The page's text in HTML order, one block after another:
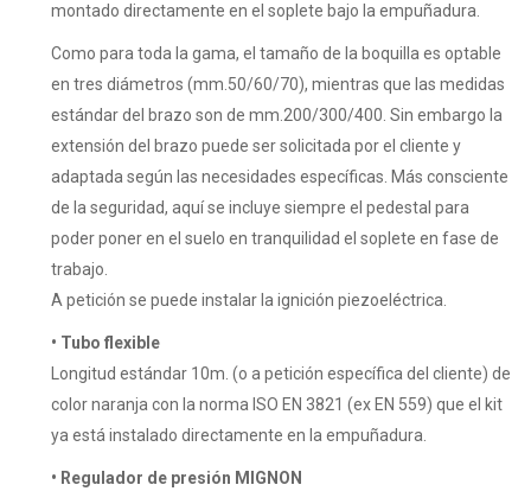
montado directamente en el soplete bajo la empuñadura.
Como para toda la gama, el tamaño de la boquilla es optable
en tres diámetros (mm.50/60/70), mientras que las medidas
estándar del brazo son de mm.200/300/400. Sin embargo la
extensión del brazo puede ser solicitada por el cliente y
adaptada según las necesidades específicas. Más consciente
de la seguridad, aquí se incluye siempre el pedestal para
poder poner en el suelo en tranquilidad el soplete en fase de
trabajo.
A petición se puede instalar la ignición piezoeléctrica.
• Tubo flexible
Longitud estándar 10m. (o a petición específica del cliente) de
color naranja con la norma ISO EN 3821 (ex EN 559) que el kit
ya está instalado directamente en la empuñadura.
• Regulador de presión MIGNON